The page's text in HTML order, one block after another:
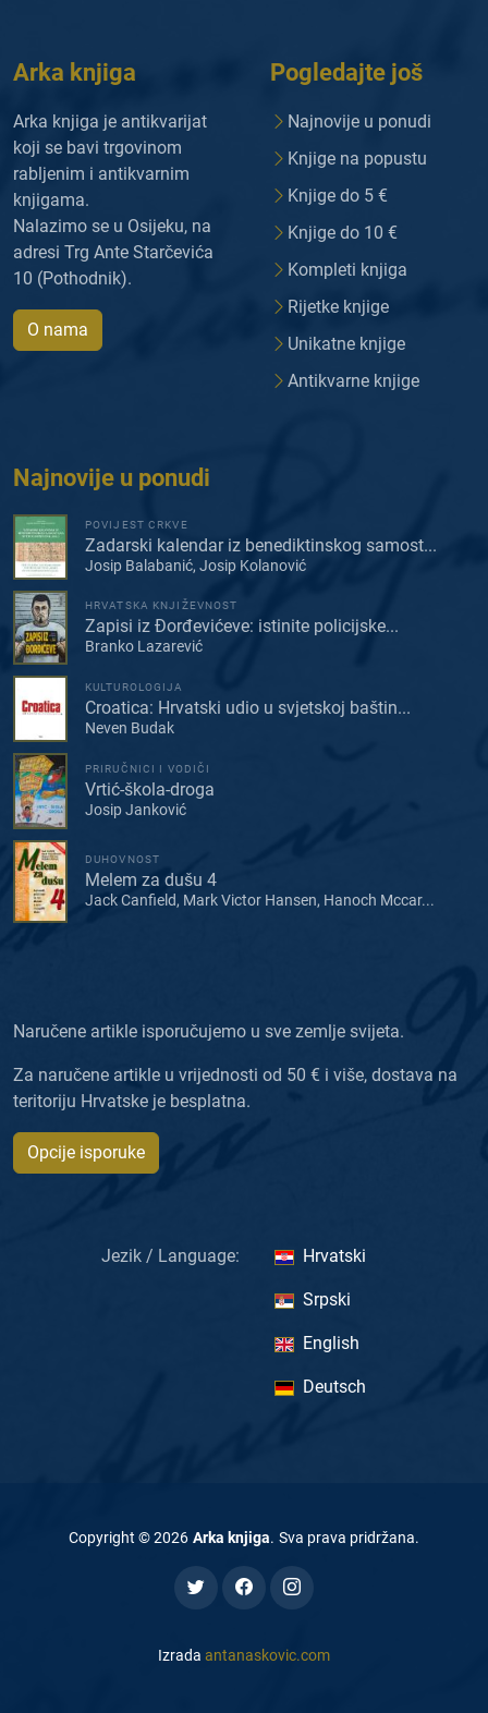
Arka knjiga
Arka knjiga je antikvarijat
koji se bavi trgovinom
rabljenim i antikvarnim
knjigama.
Nalazimo se u Osijeku, na
adresi Trg Ante Starčevića
10 (Pothodnik).
O nama
Pogledajte još
Najnovije u ponudi
Knjige na popustu
Knjige do 5 €
Knjige do 10 €
Kompleti knjiga
Rijetke knjige
Unikatne knjige
Antikvarne knjige
Najnovije u ponudi
POVIJEST CRKVE
Zadarski kalendar iz benediktinskog samost...
Josip Balabanić, Josip Kolanović
HRVATSKA KNJIŽEVNOST
Zapisi iz Đorđevićeve: istinite policijske...
Branko Lazarević
KULTUROLOGIJA
Croatica: Hrvatski udio u svjetskoj baštin...
Neven Budak
PRIRUČNICI I VODIČI
Vrtić-škola-droga
Josip Janković
DUHOVNOST
Melem za dušu 4
Jack Canfield, Mark Victor Hansen, Hanoch Mccar...
Naručene artikle isporučujemo u sve zemlje svijeta.
Za naručene artikle u vrijednosti od 50 € i više, dostava na
teritoriju Hrvatske je besplatna.
Opcije isporuke
Jezik / Language: Hrvatski
Srpski
English
Deutsch
Copyright ©2026 Arka knjiga. Sva prava pridržana.
Izrada antanaskovic.com